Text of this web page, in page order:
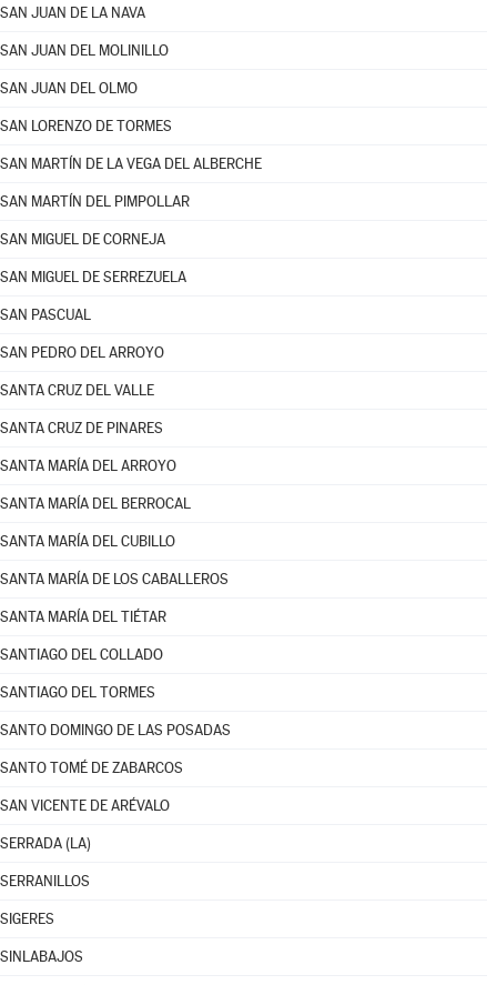
SAN JUAN DE LA NAVA
SAN JUAN DEL MOLINILLO
SAN JUAN DEL OLMO
SAN LORENZO DE TORMES
SAN MARTÍN DE LA VEGA DEL ALBERCHE
SAN MARTÍN DEL PIMPOLLAR
SAN MIGUEL DE CORNEJA
SAN MIGUEL DE SERREZUELA
SAN PASCUAL
SAN PEDRO DEL ARROYO
SANTA CRUZ DEL VALLE
SANTA CRUZ DE PINARES
SANTA MARÍA DEL ARROYO
SANTA MARÍA DEL BERROCAL
SANTA MARÍA DEL CUBILLO
SANTA MARÍA DE LOS CABALLEROS
SANTA MARÍA DEL TIÉTAR
SANTIAGO DEL COLLADO
SANTIAGO DEL TORMES
SANTO DOMINGO DE LAS POSADAS
SANTO TOMÉ DE ZABARCOS
SAN VICENTE DE ARÉVALO
SERRADA (LA)
SERRANILLOS
SIGERES
SINLABAJOS